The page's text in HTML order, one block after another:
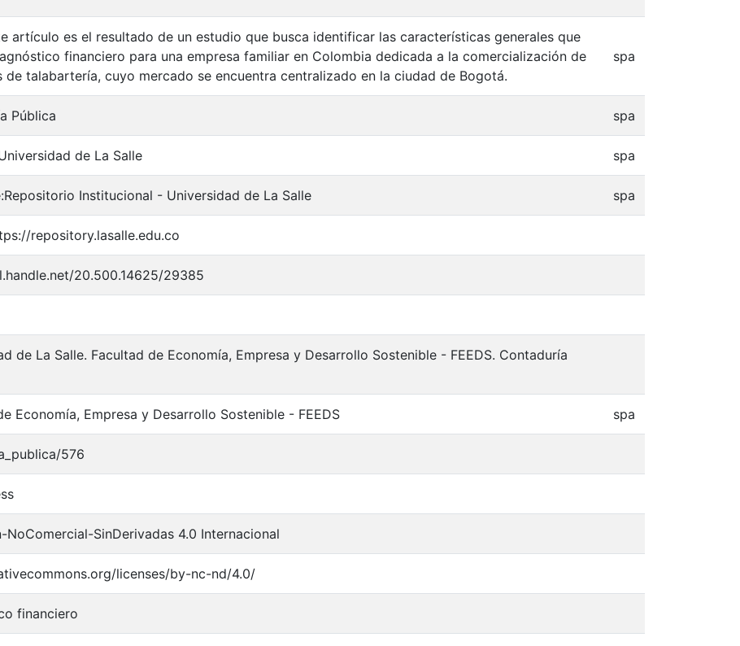
artículo es el resultado de un estudio que busca identificar las características generales que
financiero para una empresa familiar en Colombia dedicada a la comercialización de
de talabartería, cuyo mercado se encuentra centralizado en la ciudad de Bogotá.
spa
Pública spa
de La Salle spa
Institucional - Universidad de La Salle spa
repository.lasalle.edu.co
20.500.14625/29385
de La Salle. Facultad de Economía, Empresa y Desarrollo Sostenible - FEEDS. Contaduría
Economía, Empresa y Desarrollo Sostenible - FEEDS spa
576
NoComercial-SinDerivadas 4.0 Internacional
licenses/by-nc-nd/4.0/
financiero